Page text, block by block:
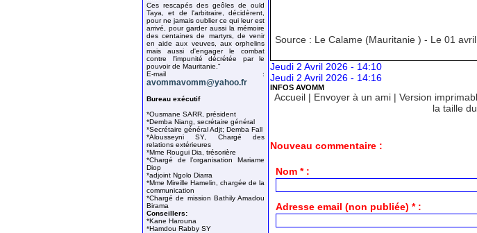
Ces rescapés des geôles de ould
Taya, et de l'arbitraire, décidèrent,
pour ne jamais oublier ce qui leur est
arrivé, pour garder aussi la mémoire
des centaines de martyrs, de venir
en aide aux veuves, aux orphelins
mais aussi d'engager le combat
contre l'impunité décrétée par le
pouvoir de Mauritanie."
E-mail :
avommavomm@yahoo.fr
Bureau exécutif
*Ousmane SARR, président
*Demba Niang, secrétaire général
*Secrétaire général Adjt; Demba Fall
*Alousseyni SY, Chargé des
relations extérieures
*Mme Rougui Dia, trésorière
*Chargé de l’organisation Mariame
Diop
*adjoint Ngolo Diarra
*Mme Mireille Hamelin, chargée de la
communication
*Chargé de mission Bathily Amadou
Birama
Conseillers:
*Kane Harouna
*Hamdou Rabby SY
Source : Le Calame (Mauritanie ) - Le 01
Jeudi 2 Avril 2026 - 14:10
Jeudi 2 Avril 2026 - 14:16
INFOS AVOMM
Accueil | Envoyer à un ami | Version
la taille
Nouveau commentaire :
Nom * :
Adresse email (non publiée) * :